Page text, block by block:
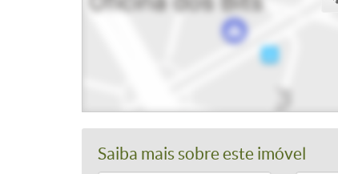
Saiba mais sobre este imóvel